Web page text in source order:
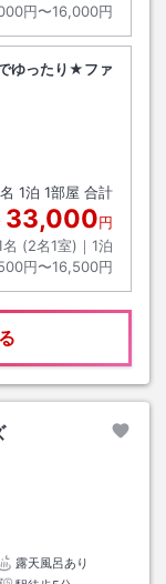
円〜16,000円
ゆったり★ファ
名 1泊 1部屋 合計
33,000円
名 (2名1室)｜ 1泊
円〜16,500円
露天風呂あり